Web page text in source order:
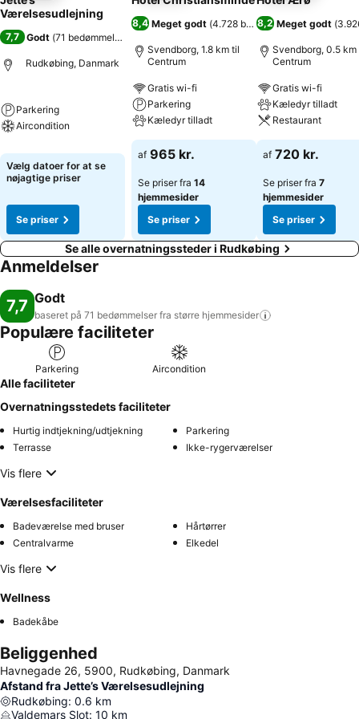
Værelsesudlejning
7,7 Godt (71 bedømmelser
Rudkøbing, Danmark
Parkering
Aircondition
Vælg datoer for at se
nøjagtige priser
Se priser
8,4 Meget godt (4.728 bedømmelser)
Svendborg, 1.8 km til
Centrum
Gratis wi-fi
Parkering
Kæledyr tilladt
af 965 kr.
Se priser fra 14
hjemmesider
Se priser
8,2 Meget godt (
Svendborg, 0.5 km
Centrum
Gratis wi-fi
Kæledyr tilladt
Restaurant
af 720 kr.
Se priser fra 7
hjemmesider
Se priser
Se alle overnatningssteder i Rudkøbing
Anmeldelser
7,7 Godt
baseret på 71 bedømmelser fra større hjemmesider
Populære faciliteter
Parkering Aircondition
Alle faciliteter
Overnatningsstedets faciliteter
Hurtig indtjekning/udtjekning
Parkering
Terrasse
Ikke-rygerværelser
Vis flere
Værelsesfaciliteter
Badeværelse med bruser
Hårtørrer
Centralvarme
Elkedel
Vis flere
Wellness
Badekåbe
Beliggenhed
Havnegade 26, 5900, Rudkøbing, Danmark
Afstand fra Jette’s Værelsesudlejning
Rudkøbing: 0.6 km
Valdemars Slot: 10 km